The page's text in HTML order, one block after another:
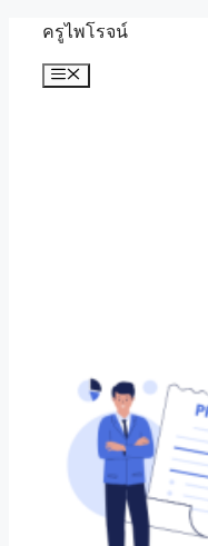
content
ครูไพโรจน์
Menu